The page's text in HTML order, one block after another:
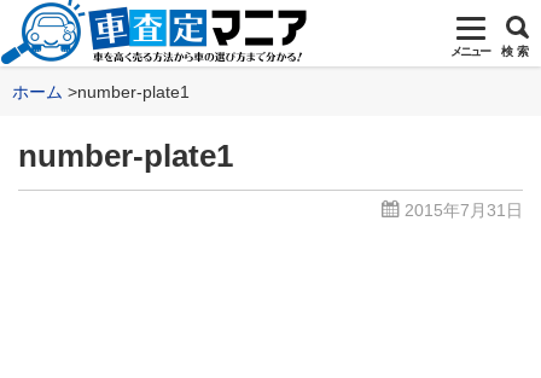
メニュー 検 索
ホーム number-plate1
number-plate1
2015年7月31日